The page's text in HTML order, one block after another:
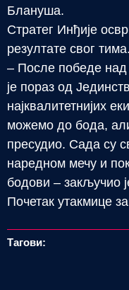
Блануша.
Стратег Инђије
резултате свог тима.
– После победе
је пораз од
најквалитетнијих
можемо до бода,
пресудио. Сада су
наредном мечу и
бодови – закључио
Почетак утакмице
Тагови: